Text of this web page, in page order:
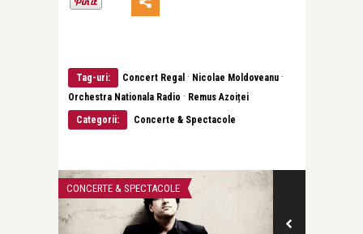
Tag-uri: Concert Regal · Nicolae Moldoveanu ·
Orchestra Nationala Radio · Remus Azoiței
Categorii:
Concerte & Spectacole
CONCERTE & SPECTACOLE